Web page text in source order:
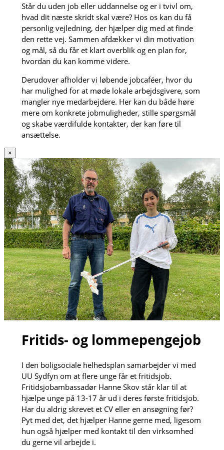
Står du uden job eller uddannelse og er i tvivl om,
hvad dit næste skridt skal være? Hos os kan du få
personlig vejledning, der hjælper dig med at finde
den rette vej. Sammen afdækker vi din motivation
og mål, så du får et klart overblik og en plan for,
hvordan du kan komme videre.
Derudover afholder vi løbende jobcaféer, hvor du
har mulighed for at møde lokale arbejdsgivere, som
mangler nye medarbejdere. Her kan du både høre
mere om konkrete jobmuligheder, stille spørgsmål
og skabe værdifulde kontakter, der kan føre til
ansættelse.
×
Fritids- og lommepengejob
I den boligsociale helhedsplan samarbejder vi med
UU Sydfyn om at flere unge får et fritidsjob.
Fritidsjobambassadør Hanne Skov står klar til at
hjælpe unge på 13-17 år ud i deres første fritidsjob.
Har du aldrig skrevet et CV eller en ansøgning før?
Pyt med det, det hjælper Hanne gerne med, ligesom
hun også hjælper med kontakt til den virksomhed
du gerne vil arbejde i.